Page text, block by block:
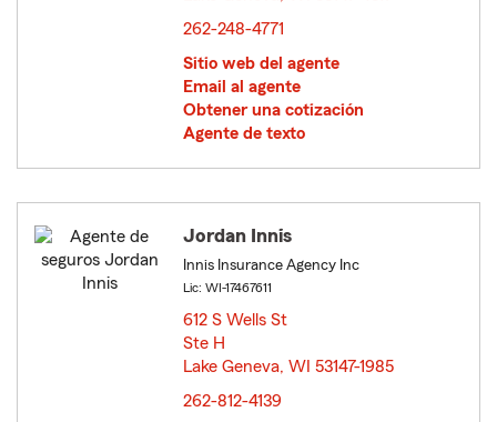
262-248-4771
Sitio web del agente
Email al agente
Obtener una cotización
Agente de texto
Jordan Innis
Innis Insurance Agency Inc
Lic: WI-17467611
612 S Wells St
Ste H
Lake Geneva, WI 53147-1985
262-812-4139